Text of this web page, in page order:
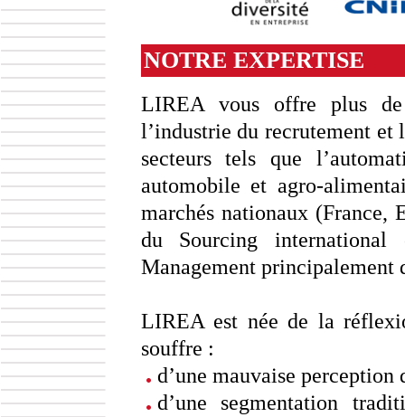
NOTRE EXPERTISE
LIREA vous offre plus
l’industrie du recrutement et
secteurs tels que
automobile et agro-
marchés nationaux (France,
du Sourcing
Management principalement
LIREA est née de la
souffre :
d’une mauvaise perception
d’une segmentation